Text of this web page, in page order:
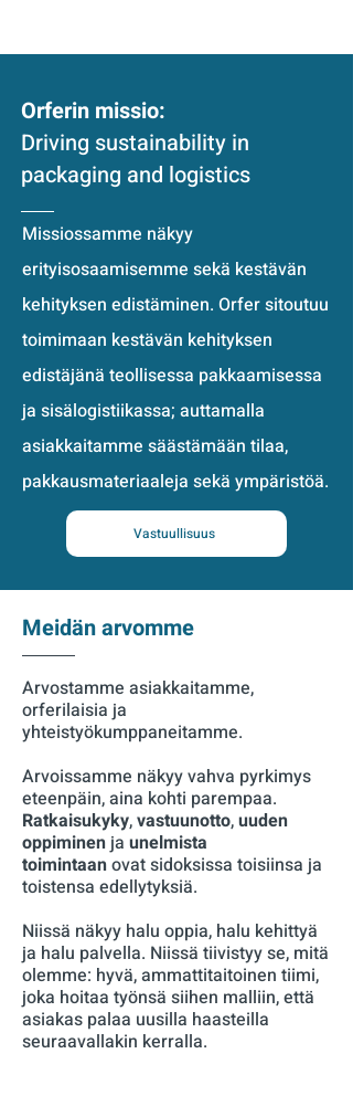
Orferin missio:
Driving sustainability in
packaging and logistics
Missiossamme näkyy
erityisosaamisemme sekä kestävän
kehityksen edistäminen. Orfer sitoutuu
toimimaan kestävän kehityksen
edistäjänä teollisessa pakkaamisessa
ja sisälogistiikassa; auttamalla
asiakkaitamme säästämään tilaa,
pakkausmateriaaleja sekä ympäristöä.
Vastuullisuus
Meidän arvomme
Arvostamme asiakkaitamme,
orferilaisia ja
yhteistyökumppaneitamme.
Arvoissamme näkyy vahva pyrkimys
eteenpäin, aina kohti parempaa.
Ratkaisukyky,vastuunotto,uuden
oppiminenja unelmista
toimintaanovat sidoksissa toisiinsa ja
toistensa edellytyksiä.
Niissä näkyy halu oppia, halu kehittyä
ja halu palvella. Niissä tiivistyy se, mitä
olemme: hyvä, ammattitaitoinen tiimi,
joka hoitaa työnsä siihen malliin, että
asiakas palaa uusilla haasteilla
seuraavallakin kerralla.